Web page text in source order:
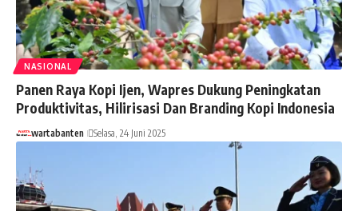
NASIONAL
Panen Raya Kopi Ijen, Wapres Dukung Peningkatan
Produktivitas, Hilirisasi Dan Branding Kopi Indonesia
wartabanten Selasa, 24 Juni 2025